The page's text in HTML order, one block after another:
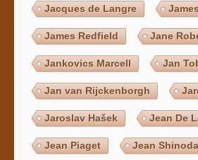
Jacques de Langre
James Redfield Jane
Jankovics Marcell Jan
Jan van Rijckenborgh
Jaroslav Hašek Jean De
Jean Piaget Jean